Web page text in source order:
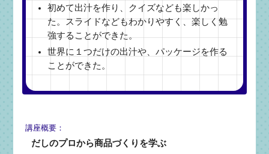
初めて出汁を作り、クイズなども楽しかっ
た。スライドなどもわかりやすく、楽しく勉
強することができた。
世界に１つだけの出汁や、パッケージを作る
ことができた。
講座概要：
だしのプロから商品づくりを学ぶ